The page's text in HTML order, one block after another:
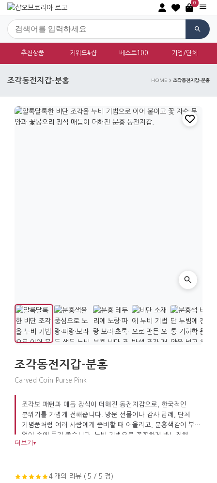
0
추천상품 키워드#샵 베스트100 기업/단체
조각동전지갑-분홍 HOME 조각동전지갑-분홍
조각동전지갑-분홍
Carved Coin Purse Pink
조각보 패턴과 매듭 장식이 더해진 동전지갑으로, 한국적인
분위기를 가볍게 전해줍니다. 방문 선물이나 감사 답례, 단체
기념품처럼 여러 사람에게 준비할 때 어울리고, 분홍색감이 부담
없이 손에 들기 좋습니다. 누비 기법으로 꼼꼼하게 바느질해
마감도 안정적입니다.
더보기 ▾
4 개의 리뷰 ( 5 / 5 점)